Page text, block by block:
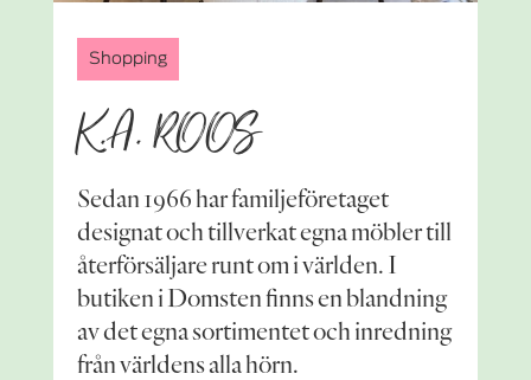
Shopping
K.A. ROOS
Sedan 1966 har familjeföretaget
designat och tillverkat egna möbler till
återförsäljare runt om i världen. I
butiken i Domsten finns en blandning
av det egna sortimentet och inredning
från världens alla hörn.